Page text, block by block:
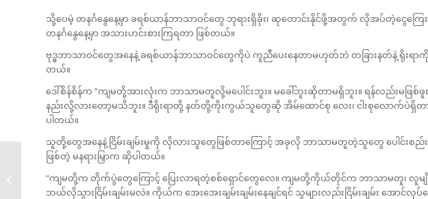
သို့ပေမဲ့ တနင်္ဂနွေနေ့မှာ ခရစ်ယာန်ဘာသာဝင်တွေ ဘုရားရှိခိုး၊ ဆုတောင်းနိုင်ဖို့အတွက် လိုအပ်တဲ့ငွေက
တနင်္ဂနွေနေ့မှာ အသားဟင်းစားကြရတာ ဖြစ်တယ်။
ဗုဒ္ဓဘာသာဝင်တွေအနေနဲ့ ခရစ်ယာန်ဘာသာဝင်တွေကိုပဲ ကူညီပေးနေတာမဟုတ်ဘဲ တခြားနတ်နဲ့ ရိုးရာ
တယ်။
ဒေါ်စိန်စိန်က “ကျမတို့အားလုံးက ဘာသာမတူလို့မပေါင်းဘူး။ မခေါ်ဘူးဆိုတာမရှိဘူး။ ရန်လည်းမဖြစ်ဖူ
နည်းလို့လားတော့မသိဘူး။ ဒီရိုးရာတို့ နတ်တို့ကိုးကွယ်သူတွေဆို အိမ်ထောင်စု လေး၊ ငါးစုလောက်ပဲရှိတ
ပါတယ်။
သူတို့တွေအနေနဲ့ ငြိမ်းချမ်းမှုကို လိုလားသူတွေဖြစ်တာကြောင့် အခုလို ဘာသာမတူတဲ့သူတွေ ပေါင်းစ
ဖြစ်တဲ့ မနရားမြှာက ဆိုပါတယ်။
“ကျမတို့က တိုက်ပွဲတွေကြောင့် ပြေးလာရတဲ့စစ်ရှောင်တွေလေ။ ကျမတို့ကိုယ်တိုင်က ဘာသာမတူ၊ လူမျို
ဘယ်လိုသွားငြိမ်းချမ်းမလဲ။ ကိုယ်က အေးအေးချမ်းချမ်းနေချင်ရင် သူများလည်းငြိမ်းချမ်း အောင်
ကရင်နီဒေသ တိုက်ပွဲများ
ကြားတွင်...